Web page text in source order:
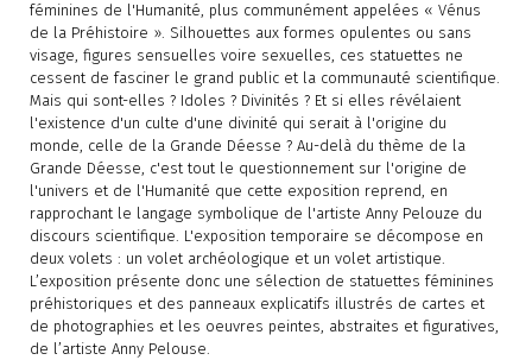
féminines de l'Humanité, plus communément appelées « Vénus
de la Préhistoire ». Silhouettes aux formes opulentes ou sans
visage, figures sensuelles voire sexuelles, ces statuettes ne
cessent de fasciner le grand public et la communauté scientifique.
Mais qui sont-elles ? Idoles ? Divinités ? Et si elles révélaient
l'existence d'un culte d'une divinité qui serait à l'origine du
monde, celle de la Grande Déesse ? Au-delà du thème de la
Grande Déesse, c'est tout le questionnement sur l'origine de
l'univers et de l'Humanité que cette exposition reprend, en
rapprochant le langage symbolique de l'artiste Anny Pelouze du
discours scientifique. L'exposition temporaire se décompose en
deux volets : un volet archéologique et un volet artistique.
L’exposition présente donc une sélection de statuettes féminines
préhistoriques et des panneaux explicatifs illustrés de cartes et
de photographies et les oeuvres peintes, abstraites et figuratives,
de l’artiste Anny Pelouse.